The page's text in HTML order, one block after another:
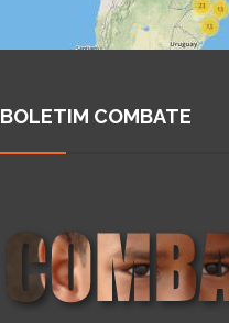
BOLETIM COMBATE